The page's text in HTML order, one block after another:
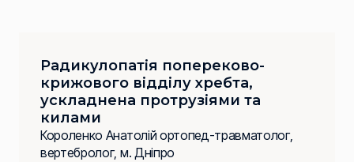
Радикулопатія попереково-
крижового відділу хребта,
ускладнена протрузіями та
килами
Короленко Анатолій ортопед-травматолог,
вертебролог, м. Дніпро